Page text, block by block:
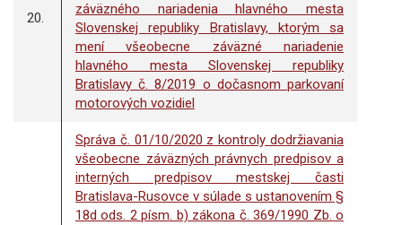
20.
záväzného nariadenia hlavného mesta
Slovenskej republiky Bratislavy, ktorým sa
mení všeobecne záväzné nariadenie
hlavného mesta Slovenskej republiky
Bratislavy č. 8/2019 o dočasnom parkovaní
motorových vozidiel
Správa č. 01/10/2020 z kontroly dodržiavania
všeobecne záväzných právnych predpisov a
interných predpisov mestskej časti
Bratislava-Rusovce v súlade s ustanovením §
18d ods. 2 písm. b) zákona č. 369/1990 Zb. o